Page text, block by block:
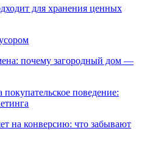
для хранения ценных
почему загородный дом —
поведение:
на конверсию: что забывают